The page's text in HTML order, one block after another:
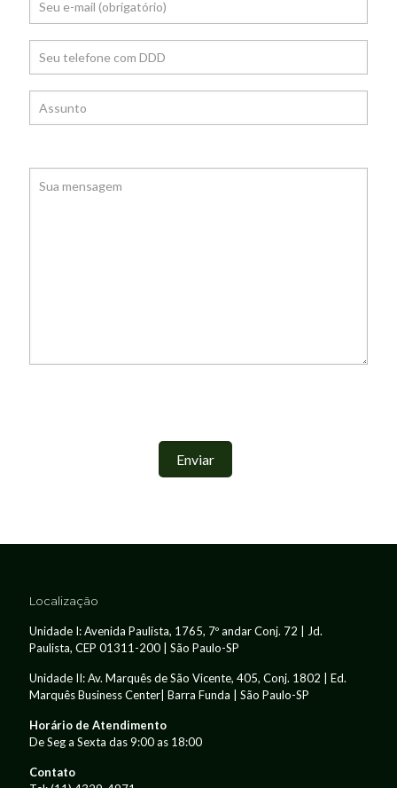
Localização
Unidade I: Avenida Paulista, 1765, 7º andar Conj. 72 | Jd.
Paulista, CEP 01311-200 | São Paulo-SP
Unidade II: Av. Marquês de São Vicente, 405, Conj. 1802 | Ed.
Marquês Business Center| Barra Funda | São Paulo-SP
Horário de Atendimento
De Seg a Sexta das 9:00 as 18:00
Contato